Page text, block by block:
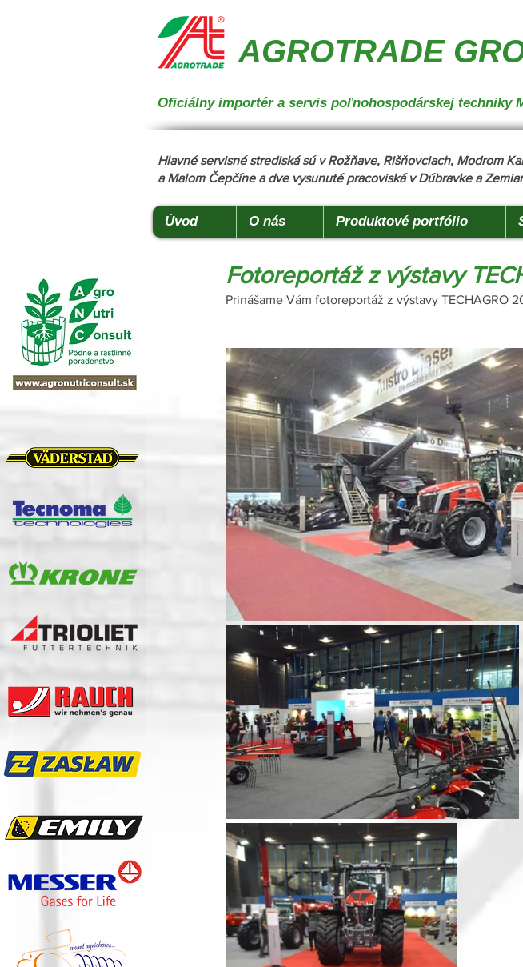
AGROTRADE
Oficiálny importér a servis poľnohospodárskej techniky
Hlavné servisné strediská sú v Rožňave, Rišňovciach, Modrom
a Malom Čepčíne a dve vysunuté pracoviská v Dúbravke a
Úvod O nás Produktové portfólio
Fotoreportáž z výstavy
Prinášame Vám fotoreportáž z výstavy TECHAGRO